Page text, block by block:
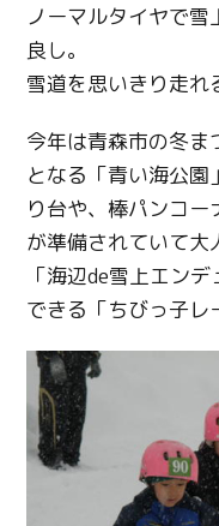
ノーマルタイヤで
良し。
雪道を思いきり走れ
今年は青森市の冬
となる「青い海公
り台や、棒パンコ
が準備されていて大
「海辺de雪上エン
できる「ちびっ子レ